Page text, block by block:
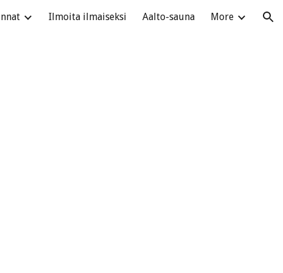
Ilmoita ilmaiseksi Aalto-sauna More